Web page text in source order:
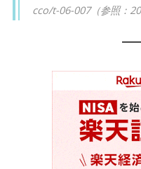
cco/t-06-007（参照：